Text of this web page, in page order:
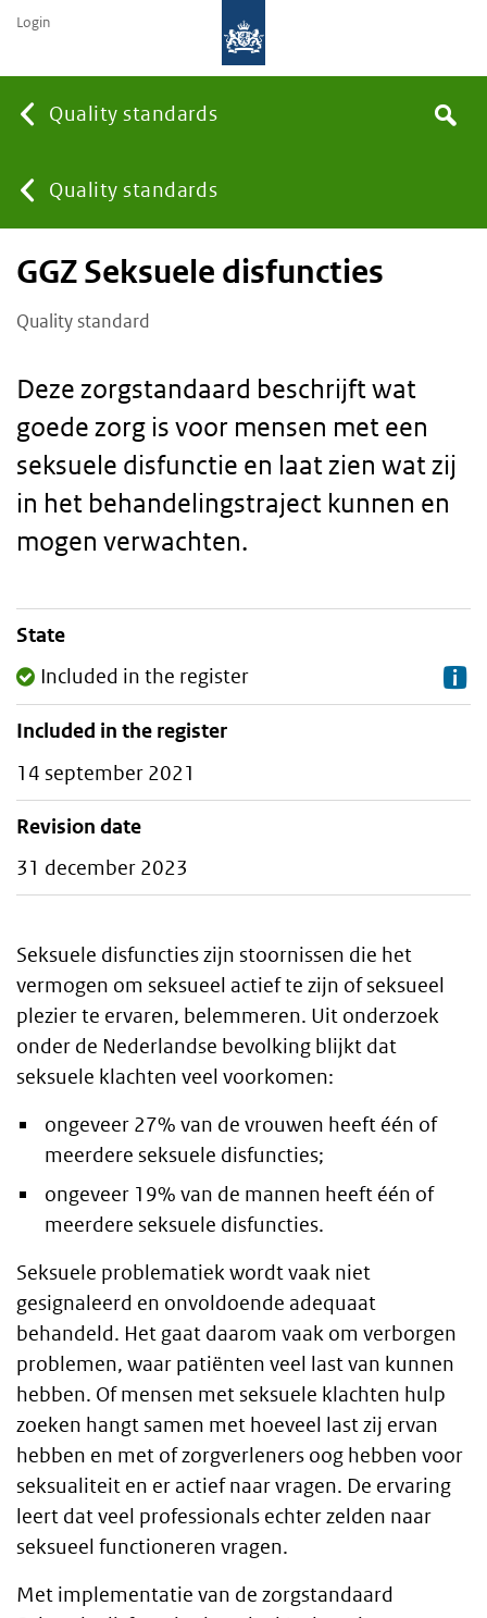
Quality standards
You
are
Quality standards
Search
Login
GGZ Seksuele disfuncties
Quality standard
Deze zorgstandaard beschrijft wat
goede zorg is voor mensen met een
seksuele disfunctie en laat zien wat zij
in het behandelingstraject kunnen en
mogen verwachten.
Staalkaart
State
Included in the register
Included in the register
14 september 2021
Revision date
31 december 2023
Algemeen
Seksuele disfuncties zijn stoornissen die het
vermogen om seksueel actief te zijn of seksueel
plezier te ervaren, belemmeren. Uit onderzoek
onder de Nederlandse bevolking blijkt dat
seksuele klachten veel voorkomen:
ongeveer 27% van de vrouwen heeft één of
meerdere seksuele disfuncties;
ongeveer 19% van de mannen heeft één of
meerdere seksuele disfuncties.
Seksuele problematiek wordt vaak niet
gesignaleerd en onvoldoende adequaat
behandeld. Het gaat daarom vaak om verborgen
problemen, waar patiënten veel last van kunnen
hebben. Of mensen met seksuele klachten hulp
zoeken hangt samen met hoeveel last zij ervan
hebben en met of zorgverleners oog hebben voor
seksualiteit en er actief naar vragen. De ervaring
leert dat veel professionals echter zelden naar
seksueel functioneren vragen.
Met implementatie van de zorgstandaard